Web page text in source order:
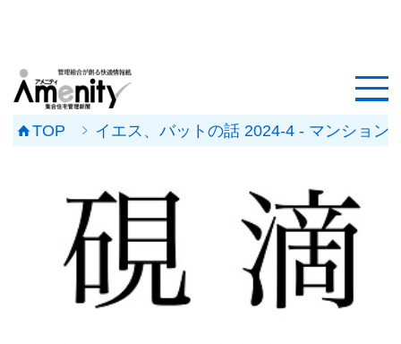
記事一覧
工事事例
メンテナンス会社
マンションメンテの無料相談
TOP イエス、バットの話 2024-4 - マンション